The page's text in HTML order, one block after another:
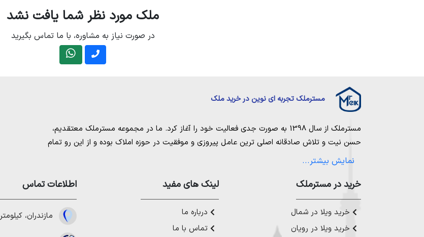
ملک مورد نظر شما یافت نشد
در صورت نیاز به مشاوره، با ما تماس بگیرید
مسترملک تجربه ای نوین در خرید ملک
مسترملک از سال 1398 به صورت جدی فعالیت خود را آغاز کرد. ما در مجموعه مسترملک معتقدیم،
حسن نیت و تلاش صادقانه اصلی ترین عامل پیروزی و موفقیت در حوزه املاک بوده و از این رو تمام
مساعی خویش را به کار میگیریم تا بتوانیم با صداقت کامل بهترین ها را برای مشتریانمان به ارمغان
ملک در شمال،خرید زمین در نور خرید زمین در چمستان،خرید زمین در نوشهر
خرید زمین در
رویان،خرید زمین در محمودآباد خرید ویلا در شمال،خرید ویلا در نور
خرید ویلا در
چمستان ،خرید ویلا در نوشهر خرید ویلا در محمودآبادو
میتوانیم به هموطنان
عزیز خدمت کنیم.
نمایش بیشتر...
خرید در مستر‌ملک
خرید ویلا در شمال
خرید ویلا در رویان
لینک های مفید
درباره ما
تماس با ما
اطلاعات تماس
مازندران، کیلومتر 10 نور به چمستان